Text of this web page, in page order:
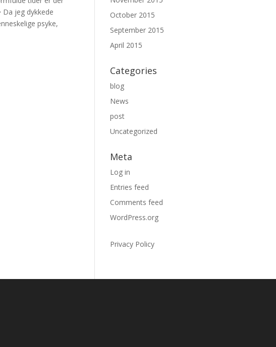
jeg dykkede
psyke,
October 2015
September 2015
April 2015
Categories
blog
News
post
Uncategorized
Meta
Log in
Entries feed
Comments feed
WordPress.org
Privacy Policy